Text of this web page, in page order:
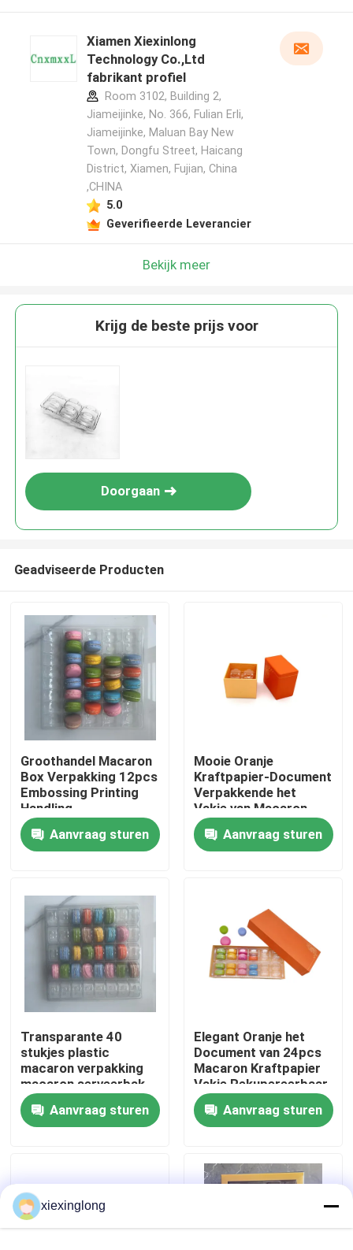
Huis
Producten
Video's
Over ons
Fabriekstocht
Kwaliteitscontrole
Neem contact met ons op
Gevallen
Xiamen Xiexinlong
Technology Co.,Ltd
fabrikant profiel
Room 3102, Building 2,
Jiameijinke, No. 366, Fulian Erli,
Jiameijinke, Maluan Bay New
Town, Dongfu Street, Haicang
District, Xiamen, Fujian, China
,CHINA
5.0
Geverifieerde Leverancier
Bekijk meer
Krijg de beste prijs voor
Doorgaan
Geadviseerde Producten
Groothandel Macaron
Box Verpakking 12pcs
Embossing Printing
Handling
Aanvraag sturen
Mooie Oranje
Kraftpapier-Document
Verpakkende het
Vakje van Macaron
Rekupereerbare
UVdeklaag 2pcs
Aanvraag sturen
Transparante 40
stukjes plastic
macaron verpakking
macaron serveerbak
Aanvraag sturen
Elegant Oranje het
Document van 24pcs
Macaron Kraftpapier
Vakje Rekupereerbaar
met Plastic Binnen
Aanvraag sturen
xiexinglong